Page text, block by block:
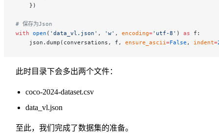
    })
# 保存为Json
with open ( 'data_vl.json' , 'w' , encoding='utf-8' ) as f:
    json.dump(conversations, f,
ensure_ascii=False , indent=
此时目录下会多出两个文件：
coco-2024-dataset.csv
data_vl.json
至此，我们完成了数据集的准备。